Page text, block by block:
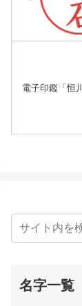
電子印鑑「恒
名字一覧